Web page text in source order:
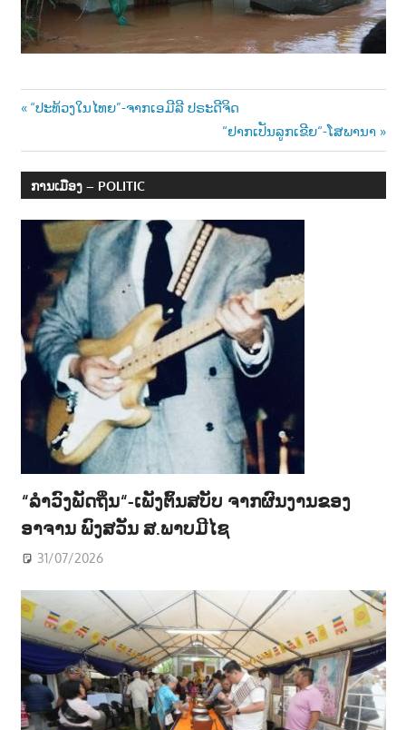
Post
navigation
Previous
“ປະທ້ວງໃນໄທຍ”-ຈາກເອມີລີ ປຣະດີຈິດ
Next
Post:
“ຢາກເປັນລູກເຂີຍ“-ໂສພານາ
ການເມືອງ – POLITIC
“ລຳວົງພັດຖິ່ນ“-ເພັງຕົ້ນສບັບ ຈາກຜົນງານຂອງ
ອາຈານ ພົງສວັນ ສ.ພາບມີໄຊ
31/07/2026